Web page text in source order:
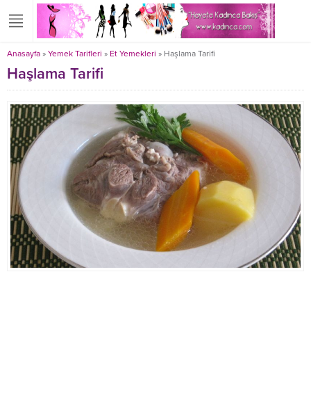
Anasayfa » Yemek Tarifleri » Et Yemekleri » Haşlama Tarifi
Haşlama Tarifi